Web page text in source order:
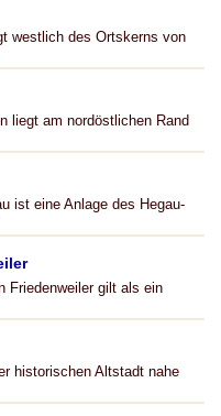
westlich des Ortskerns von
liegt am nordöstlichen Rand
ist eine Anlage des Hegau-
Friedenweiler gilt als ein
historischen Altstadt nahe